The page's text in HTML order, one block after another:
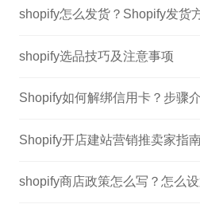
shopify怎么发货？Shopify发货
shopify选品技巧及注意事项
Shopify如何解绑信用卡？步骤
shopify商店政策怎么写？怎么设